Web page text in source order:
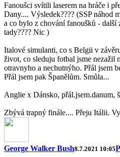
Fanoušci svítili laserem na hráče i
Dany.... Výsledek???? (SSP náhod
a co bylo z chování fanoušků - další
tady???? Nic )
Italové simulanti, co s Belgii v
život, co sleduju fotbal jsme nezažil
otravnyho a nechutnýho. Přál jsem
Přál jsem pak Španělům. Smůla...
Anglie x Dánsko, přál.jsem.danum,
Zbývá trapný finále.... Přeju Itálii.
George Walker Bush8.7.2021 10:05